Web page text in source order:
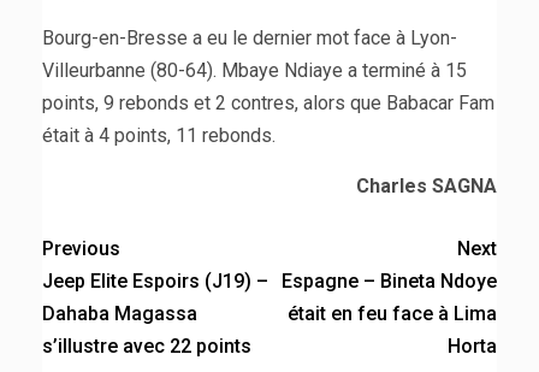
Bourg-en-Bresse a eu le dernier mot face à Lyon-
Villeurbanne (80-64). Mbaye Ndiaye a terminé à 15
points, 9 rebonds et 2 contres, alors que Babacar Fam
était à 4 points, 11 rebonds.
Charles SAGNA
Previous
Jeep Elite Espoirs (J19) –
Dahaba Magassa
s’illustre avec 22 points
Next
Espagne – Bineta Ndoye
était en feu face à Lima
Horta